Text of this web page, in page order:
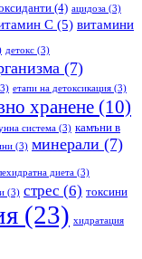
(4) ацидоза (3)
С (5) витамини
детокс (3)
(7)
етапи на детоксикация (3)
хранене (10)
система (3) камъни в
(3) минерали (7)
диета (3)
(3) стрес (6) токсини
(23) хидратация